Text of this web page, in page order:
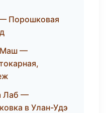
Порошковая
—
Лаб —
в Улан-Удэ